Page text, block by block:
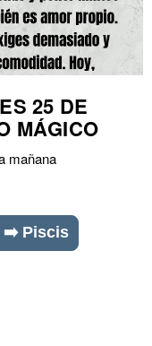
25 DE
MÁGICO
mañana
➡️ Piscis